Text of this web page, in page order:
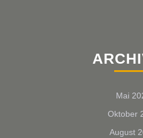
Mai
Oktober
August